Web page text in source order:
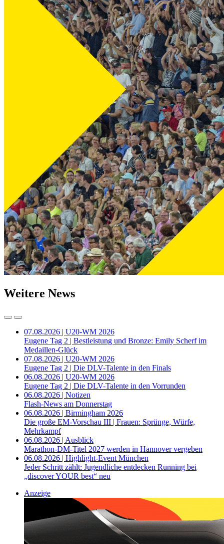
Weitere News
07.08.2026 | U20-WM 2026
Eugene Tag 2 | Bestleistung und Bronze: Emily Scherf im
Medaillen-Glück
07.08.2026 | U20-WM 2026
Eugene Tag 2 | Die DLV-Talente in den Finals
06.08.2026 | U20-WM 2026
Eugene Tag 2 | Die DLV-Talente in den Vorrunden
06.08.2026 | Notizen
Flash-News am Donnerstag
06.08.2026 | Birmingham 2026
Die große EM-Vorschau III | Frauen: Sprünge, Würfe,
Mehrkampf
06.08.2026 | Ausblick
Marathon-DM-Titel 2027 werden in Hannover vergeben
06.08.2026 | Highlight-Event München
Jeder Schritt zählt: Jugendliche entdecken Running bei
„discover YOUR best“ neu
Anzeige